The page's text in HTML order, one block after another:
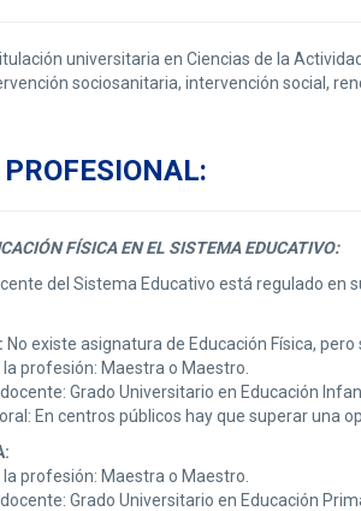
universitaria en Ciencias de la
sociosanitaria, intervención social,
FÍSICA EN EL SISTEMA EDUCATIVO:
del Sistema Educativo está regulado en
No existe asignatura de Educación Física,
la profesión: Maestra o Maestro.
Grado Universitario en Educación
En centros públicos hay que superar una
la profesión: Maestra o Maestro.
Grado Universitario en Educación